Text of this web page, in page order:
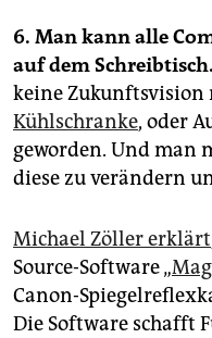
6. Man kann alle
auf dem Schreibtisch.
keine Zukunftsvision
Kühlschranke, oder
geworden. Und man
diese zu verändern
Michael Zöller erklärt
Source-Software „
Canon-
Die Software schafft